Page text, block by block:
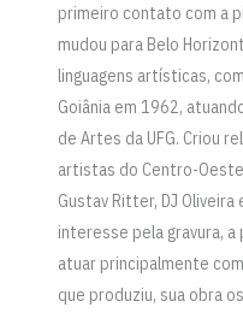
primeiro contato com a
mudou para Belo
linguagens artísticas,
Goiânia em 1962,
de Artes da UFG. Criou
artistas do Centro-
Gustav Ritter, DJ
interesse pela gravura,
atuar principalmente
que produziu, sua obra